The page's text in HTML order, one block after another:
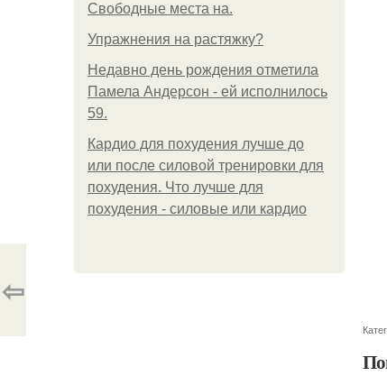
Свободные места на.
Упражнения на растяжку?
Недавно день рождения отметила
Памела Андерсон - ей исполнилось
59.
Кардио для похудения лучше до
или после силовой тренировки для
похудения. Что лучше для
похудения - силовые или кардио
⇦